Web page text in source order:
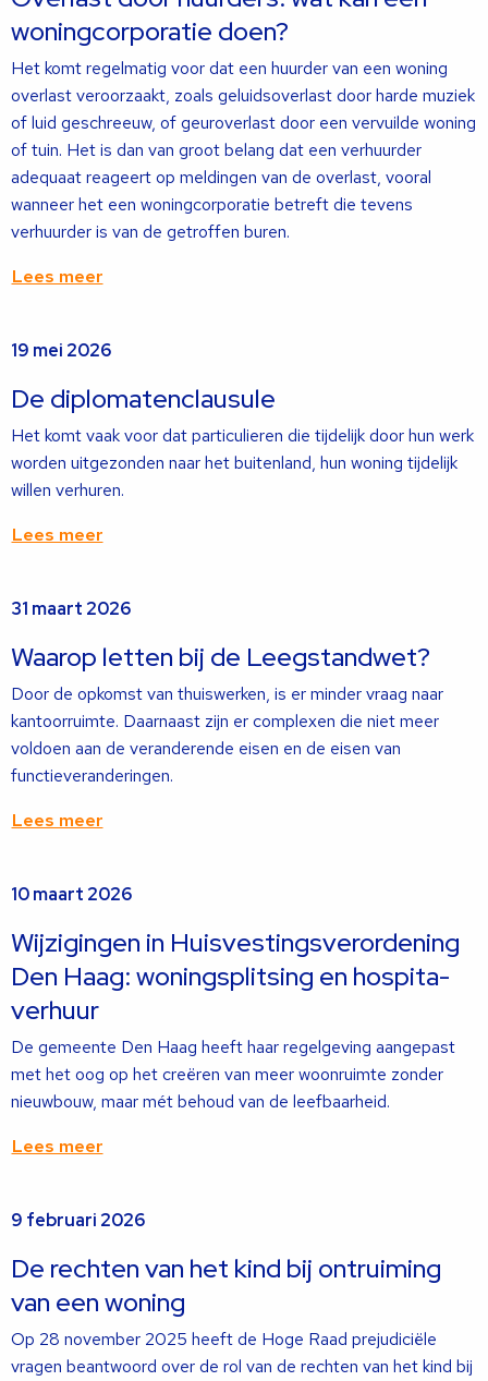
woningcorporatie doen?
Het komt regelmatig voor dat een huurder van een woning
overlast veroorzaakt, zoals geluidsoverlast door harde muziek
of luid geschreeuw, of geuroverlast door een vervuilde woning
of tuin. Het is dan van groot belang dat een verhuurder
adequaat reageert op meldingen van de overlast, vooral
wanneer het een woningcorporatie betreft die tevens
verhuurder is van de getroffen buren.
Lees meer
meer
19 mei 2026
De diplomatenclausule
Het komt vaak voor dat particulieren die tijdelijk door hun werk
worden uitgezonden naar het buitenland, hun woning tijdelijk
willen verhuren.
Lees meer
meer
31 maart 2026
Waarop letten bij de Leegstandwet?
Door de opkomst van thuiswerken, is er minder vraag naar
kantoorruimte. Daarnaast zijn er complexen die niet meer
voldoen aan de veranderende eisen en de eisen van
functieveranderingen.
Lees meer
meer
10 maart 2026
Wijzigingen in Huisvestingsverordening
Den Haag: woningsplitsing en hospita-
verhuur
De gemeente Den Haag heeft haar regelgeving aangepast
met het oog op het creëren van meer woonruimte zonder
nieuwbouw, maar mét behoud van de leefbaarheid.
Lees meer
meer
9 februari 2026
De rechten van het kind bij ontruiming
van een woning
Op 28 november 2025 heeft de Hoge Raad prejudiciële
vragen beantwoord over de rol van de rechten van het kind bij